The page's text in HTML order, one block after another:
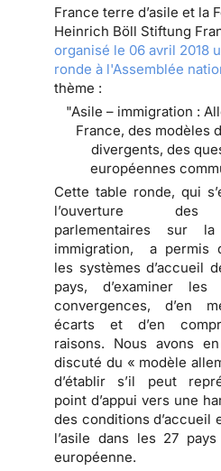
France terre d’asile et la
Heinrich Böll Stiftung
organisé le 06 avril 2018
ronde à l'Assemblée
thème :
"Asile – immigration :
France, des modèles
divergents, des
européennes
Cette table ronde, qui
l’ouverture des
parlementaires sur
immigration, a permis
les systèmes d’accueil
pays, d’examiner
convergences, d’en
écarts et d’en
raisons. Nous avons
discuté du « modèle
d’établir s’il peut
point d’appui vers une
des conditions d’accueil
l’asile dans les 27 pays
européenne.